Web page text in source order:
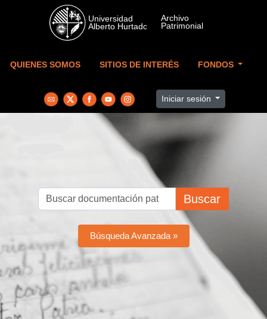
Skip to main content
QUIENES SOMOS SITIOS DE INTERÉS FONDOS
Iniciar sesión
Buscar
Búsqueda Avanzada »